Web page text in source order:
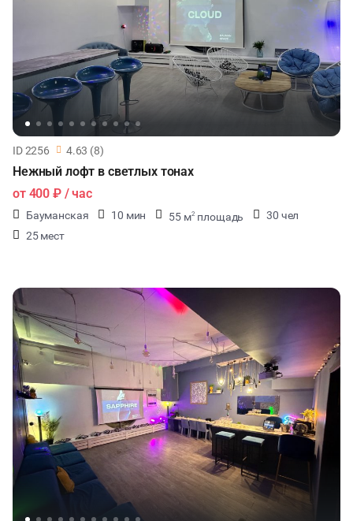
ID 2256 4.63 (8)
Нежный лофт в светлых тонах
от 400 ₽/ час
Бауманская 10 мин 55 м2 площадь
30 чел
25 мест